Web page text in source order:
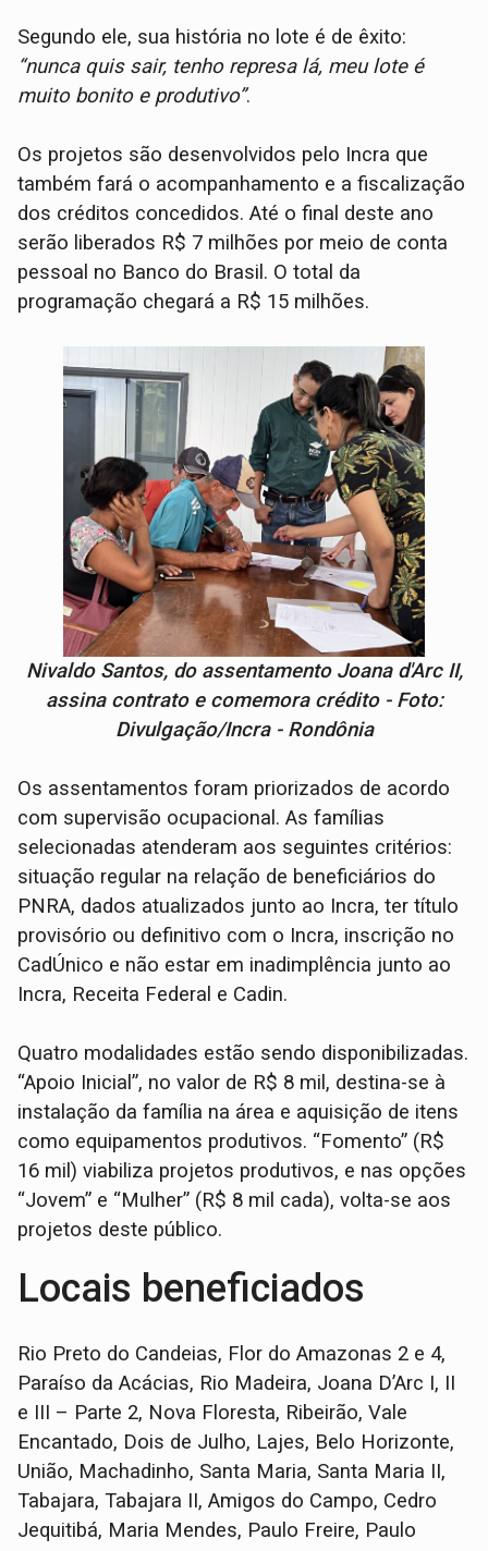
Segundo ele, sua história no lote é de êxito:
“nunca quis sair, tenho represa lá, meu lote é
muito bonito e produtivo”.
Os projetos são desenvolvidos pelo Incra que
também fará o acompanhamento e a fiscalização
dos créditos concedidos. Até o final deste ano
serão liberados R$ 7 milhões por meio de conta
pessoal no Banco do Brasil. O total da
programação chegará a R$ 15 milhões.
Nivaldo Santos, do assentamento Joana d'Arc II,
assina contrato e comemora crédito - Foto:
Divulgação/Incra - Rondônia
Os assentamentos foram priorizados de acordo
com supervisão ocupacional. As famílias
selecionadas atenderam aos seguintes critérios:
situação regular na relação de beneficiários do
PNRA, dados atualizados junto ao Incra, ter título
provisório ou definitivo com o Incra, inscrição no
CadÚnico e não estar em inadimplência junto ao
Incra, Receita Federal e Cadin.
Quatro modalidades estão sendo disponibilizadas.
“Apoio Inicial”, no valor de R$ 8 mil, destina-se à
instalação da família na área e aquisição de itens
como equipamentos produtivos. “Fomento” (R$
16 mil) viabiliza projetos produtivos, e nas opções
“Jovem” e “Mulher” (R$ 8 mil cada), volta-se aos
projetos deste público.
Locais beneficiados
Rio Preto do Candeias, Flor do Amazonas 2 e 4,
Paraíso da Acácias, Rio Madeira, Joana D’Arc I, II
e III – Parte 2, Nova Floresta, Ribeirão, Vale
Encantado, Dois de Julho, Lajes, Belo Horizonte,
União, Machadinho, Santa Maria, Santa Maria II,
Tabajara, Tabajara II, Amigos do Campo, Cedro
Jequitibá, Maria Mendes, Paulo Freire, Paulo